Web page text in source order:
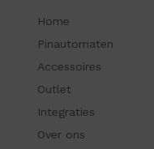
Home
Pinautomaten
Accessoires
Outlet
Integraties
Over ons